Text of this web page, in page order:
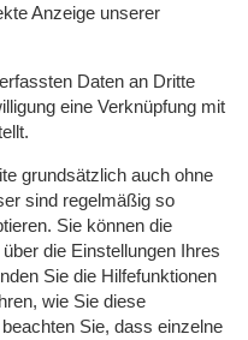
Anzeige unserer
Daten an Dritte
eine Verknüpfung mit
grundsätzlich auch ohne
sind regelmäßig so
Sie können die
die Einstellungen Ihres
Sie die Hilfefunktionen
wie Sie diese
Sie, dass einzelne